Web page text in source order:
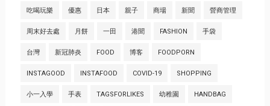
吃喝玩樂 優惠 日本 親子 商場 新聞 營商管理
周末好去處 月餅 一田 港聞 FASHION 手袋
台灣 新冠肺炎 FOOD 博客 FOODPORN
INSTAGOOD INSTAFOOD COVID-19 SHOPPING
小一入學 手表 TAGSFORLIKES 幼稚園 HANDBAG